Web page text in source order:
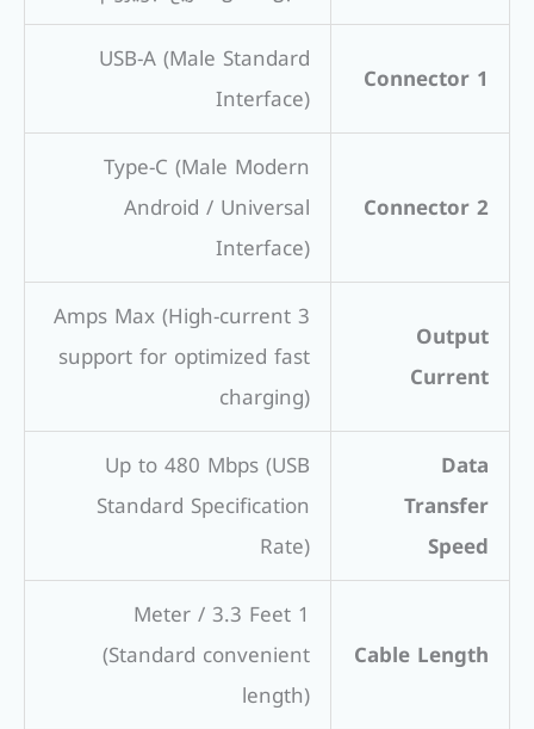
Connector 1
USB-A (Male Standard
Interface)
Connector 2
Type-C (Male Modern
Android / Universal
Interface)
Output
Current
3 Amps Max (High-current
support for optimized fast
charging)
Data
Transfer
Speed
Up to 480 Mbps (USB
Standard Specification
Rate)
Cable Length
1 Meter / 3.3 Feet
(Standard convenient
length)